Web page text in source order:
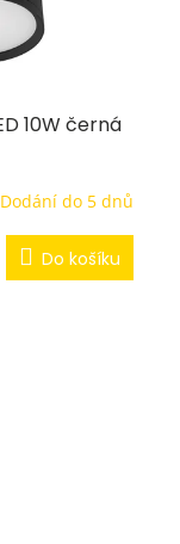
10W černá
Dodání do 5 dnů
Do košíku